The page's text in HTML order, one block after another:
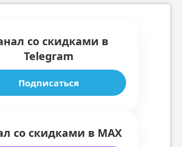
со скидками в
Telegram
Подписаться
со скидками в MAX